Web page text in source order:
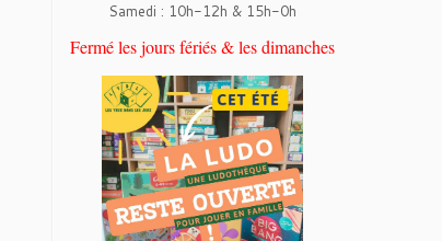
Samedi : 10h-12h & 15h-0h
Fermé les jours fériés & les dimanches